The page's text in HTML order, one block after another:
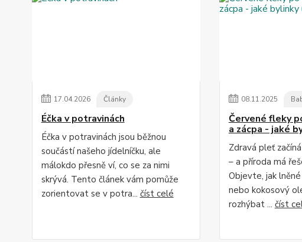
17.04.2026 Články
Éčka v potravinách
Éčka v potravinách jsou běžnou
součástí našeho jídelníčku, ale
málokdo přesně ví, co se za nimi
skrývá. Tento článek vám pomůže
zorientovat se v potra... číst celé
08.11.2025
Červené fleky
a zácpa - jaké
Zdravá pleť
– a příroda má
Objevte, jak
nebo kokosový
rozhýbat ... číst